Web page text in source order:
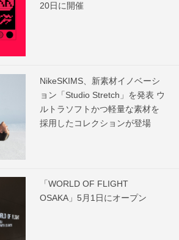
20日に開催
NikeSKIMS、新素材イノベーシ
ョン「Studio Stretch」を発表 ウ
ルトラソフトかつ軽量な素材を
採用したコレクションが登場
「WORLD OF FLIGHT
OSAKA」5月1日にオープン